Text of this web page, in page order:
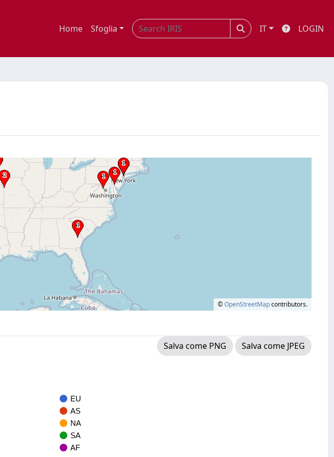
Home Sfoglia IT LOGIN
©OpenStreetMapcontributors.
Salva come PNG
Salva come JPEG
EU
AS
NA
SA
AF